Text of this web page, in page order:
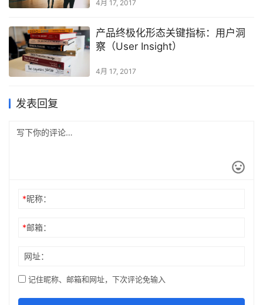
4月 17, 2017
产品终极化形态关键指标：用户洞
察（User Insight）
4月 17, 2017
发表回复
*昵称：
*邮箱：
网址：
记住昵称、邮箱和网址，下次评论免输入